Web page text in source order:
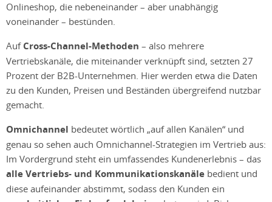
Onlineshop, die nebeneinander – aber unabhängig
voneinander – bestünden.
Auf Cross-Channel-Methoden – also mehrere
Vertriebskanäle, die miteinander verknüpft sind, setzten 27
Prozent der B2B-Unternehmen. Hier werden etwa die Daten
zu den Kunden, Preisen und Beständen übergreifend nutzbar
gemacht.
Omnichannel bedeutet wörtlich „auf allen Kanälen“ und
genau so sehen auch Omnichannel-Strategien im Vertrieb aus:
Im Vordergrund steht ein umfassendes Kundenerlebnis – das
alle Vertriebs- und Kommunikationskanäle bedient und
diese aufeinander abstimmt, sodass den Kunden ein